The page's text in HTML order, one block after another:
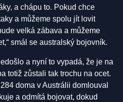
a chápu to. Pokud chce
a můžeme spolu jít lovit
velká zábava a můžeme
smál se australský bojovník.
a nyní to vypadá, že je na
totiž zůstali tak trochu na ocet.
doma v Austrálii domlouval
a odmítá bojovat, dokud